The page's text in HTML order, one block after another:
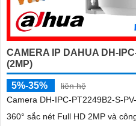
CAMERA IP DAHUA DH-
(2MP)
5%-35%
liên hệ
Camera DH-IPC-PT2249B2-S-
360° sắc nét Full HD 2MP và công nghệ